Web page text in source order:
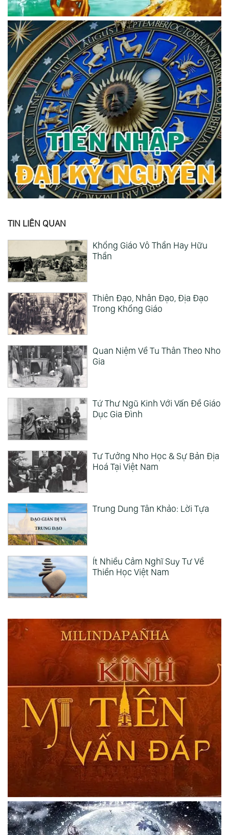
TIN LIÊN QUAN
Khổng Giáo Vô Thần Hay Hữu
Thần
Thiên Đạo, Nhân Đạo, Địa Đạo
Trong Khổng Giáo
Quan Niệm Về Tu Thân Theo Nho
Gia
Tứ Thư Ngũ Kinh Với Vấn Đề Giáo
Dục Gia Đình
Tư Tưởng Nho Học & Sự Bản Địa
Hoá Tại Việt Nam
Trung Dung Tân Khảo: Lời Tựa
Ít Nhiều Cảm Nghĩ Suy Tư Về
Thiền Học Việt Nam